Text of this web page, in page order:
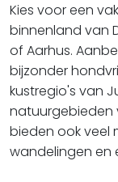
Kies voor een
binnenland van
of Aarhus.
bijzonder
kustregio's van
natuurgebieden
bieden ook veel
wandelingen en